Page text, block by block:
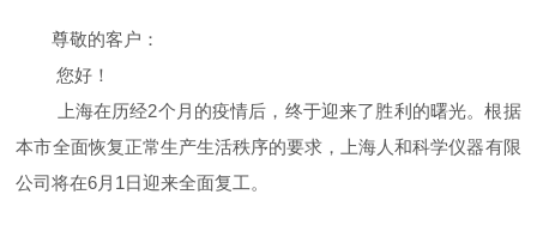
尊敬的客户：
您好！
上海在历经2个月的疫情后，终于迎来了胜利的曙光。根据
本市全面恢复正常生产生活秩序的要求，上海人和科学仪器有限
公司将在6月 1 日迎来全面复工。